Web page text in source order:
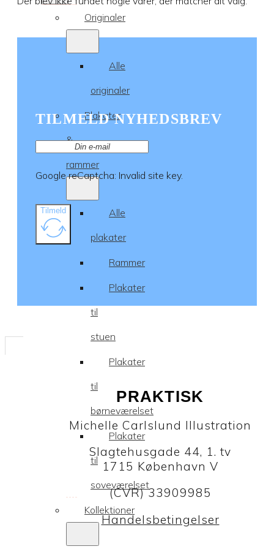
Originaler
Alle
originaler
Plakater
&
rammer
Alle
plakater
Rammer
Plakater
til
stuen
Plakater
til
børneværelset
Plakater
til
soveværelset
Kollektioner
TILMELD NYHEDSBREV
Google reCaptcha: Invalid site key.
Tilmeld
PRAKTISK
Michelle Carlslund Illustration
Slagtehusgade 44, 1. tv
1715 København V
(CVR) 33909985
Handelsbetingelser